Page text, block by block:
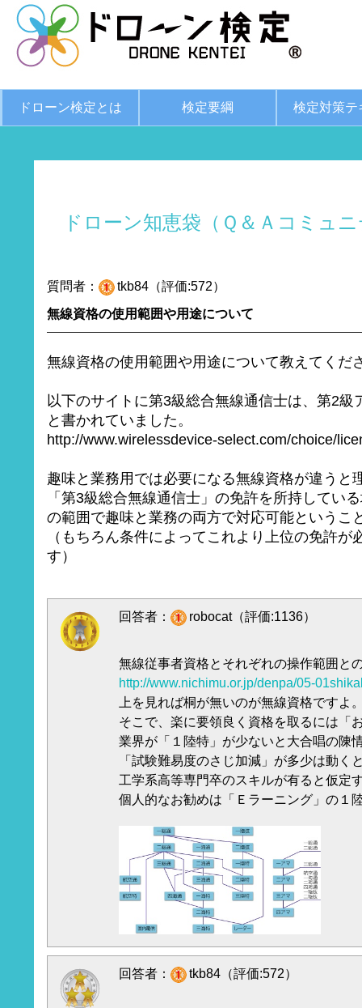
ドローン検定とは 検定要綱 検定対策テ
ドローン知恵袋（Ｑ＆Ａコミュ
質問者：
tkb84（評価:572）
無線資格の使用範囲や用途について
無線資格の使用範囲や用途について教えてくだ
以下のサイトに第3級総合無線通信士は、第2級
と書かれていました。
http://www.wirelessdevice-select.com/choice/
趣味と業務用では必要になる無線資格が違うと
「第3級総合無線通信士」の免許を所持してい
の範囲で趣味と業務の両方で対応可能というこ
（もちろん条件によってこれより上位の免許が
す）
回答者： robocat（評価:1136）
無線従事者資格とそれぞれの操作範囲と
http://www.nichimu.or.jp/denpa/05-
上を見れば桐が無いのが無線資格ですよ
そこで、楽に要領良く資格を取るには「
業界が「１陸特」が少ないと大合唱の陳
「試験難易度のさじ加減」が多少は動く
工学系高等専門卒のスキルが有ると仮定
個人的なお勧めは「Ｅラーニング」の１
回答者： tkb84（評価:572）